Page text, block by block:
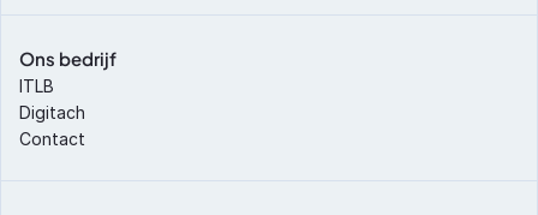
Ons bedrijf
ITLB
Digitach
Contact